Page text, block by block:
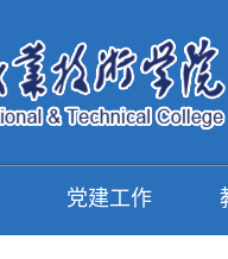
党建工作